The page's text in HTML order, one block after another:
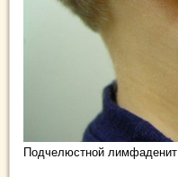
Подчелюстной лимфаденит